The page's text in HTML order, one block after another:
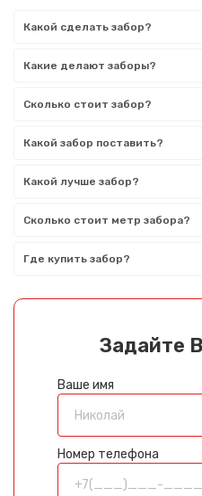
Какой сделать забор?
Какие делают заборы?
Сколько стоит забор?
Какой забор поставить?
Какой лучше забор?
Сколько стоит метр забора?
Где купить забор?
Задайте
Ваше имя
Номер телефона